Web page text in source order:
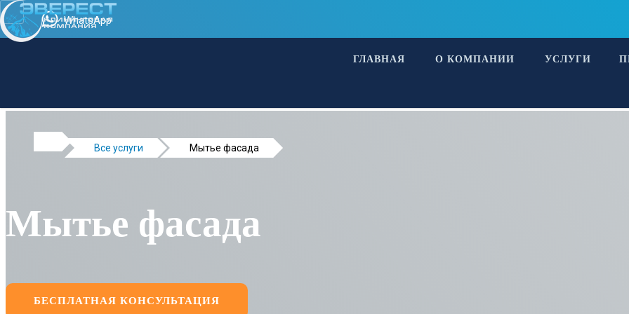
WhatsApp
ГЛАВНАЯ О КОМПАНИИ УСЛУГИ
Все услуги Мытье фасада
Мытье фасада
БЕСПЛАТНАЯ КОНСУЛЬТАЦИЯ